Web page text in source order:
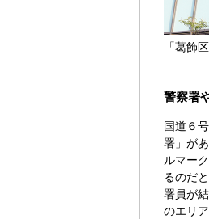
「葛飾
警察署
国道６
署」が
ルマー
るのだ
署員が
のエリ